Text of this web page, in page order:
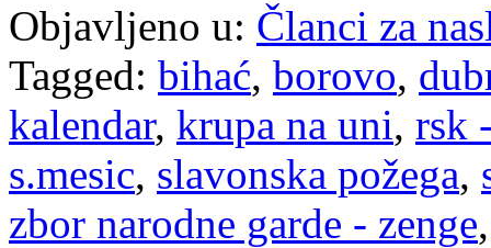
Objavljeno u: Članci za
Tagged: bihać, borovo,
kalendar, krupa na uni, rsk
s.mesic, slavonska požega,
zbor narodne garde - zenge